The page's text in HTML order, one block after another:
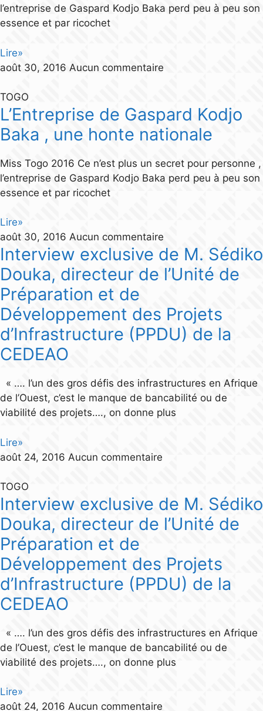
l’entreprise de Gaspard Kodjo Baka perd peu à peu son
essence et par ricochet
Lire»
août 30, 2016 Aucun commentaire
TOGO
L’Entreprise de Gaspard Kodjo
Baka , une honte nationale
Miss Togo 2016 Ce n’est plus un secret pour personne ,
l’entreprise de Gaspard Kodjo Baka perd peu à peu son
essence et par ricochet
Lire»
août 30, 2016 Aucun commentaire
Interview exclusive de M. Sédiko
Douka, directeur de l’Unité de
Préparation et de
Développement des Projets
d’Infrastructure (PPDU) de la
CEDEAO
« …. l’un des gros défis des infrastructures en Afrique
de l’Ouest, c’est le manque de bancabilité ou de
viabilité des projets…., on donne plus
Lire»
août 24, 2016 Aucun commentaire
TOGO
Interview exclusive de M. Sédiko
Douka, directeur de l’Unité de
Préparation et de
Développement des Projets
d’Infrastructure (PPDU) de la
CEDEAO
« …. l’un des gros défis des infrastructures en Afrique
de l’Ouest, c’est le manque de bancabilité ou de
viabilité des projets…., on donne plus
Lire»
août 24, 2016 Aucun commentaire